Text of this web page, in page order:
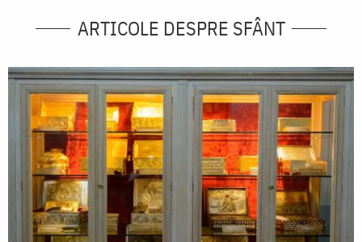
ARTICOLE DESPRE SFÂNT